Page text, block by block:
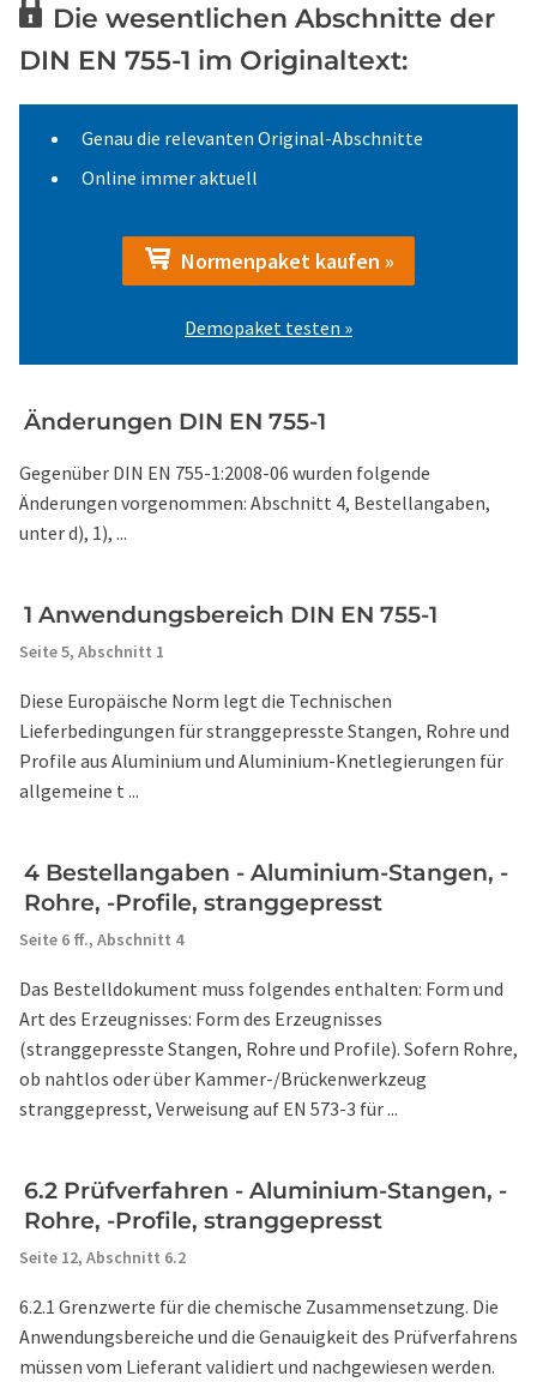
Die wesentlichen Abschnitte der
DIN EN 755-1 im Originaltext:
Genau die relevanten Original-Abschnitte
Online immer aktuell
Normenpaket kaufen »
Demopaket testen »
Änderungen DIN EN 755-1
Gegenüber DIN EN 755-1:2008-06 wurden folgende
Änderungen vorgenommen: Abschnitt 4, Bestellangaben,
unter d), 1), ...
1 Anwendungsbereich DIN EN 755-1
Seite 5, Abschnitt 1
Diese Europäische Norm legt die Technischen
Lieferbedingungen für stranggepresste Stangen, Rohre und
Profile aus Aluminium und Aluminium-Knetlegierungen für
allgemeine t ...
4 Bestellangaben - Aluminium-Stangen, -
Rohre, -Profile, stranggepresst
Seite 6 ff., Abschnitt 4
Das Bestelldokument muss folgendes enthalten: Form und
Art des Erzeugnisses: Form des Erzeugnisses
(stranggepresste Stangen, Rohre und Profile). Sofern Rohre,
ob nahtlos oder über Kammer-/Brückenwerkzeug
stranggepresst, Verweisung auf EN 573-3 für ...
6.2 Prüfverfahren - Aluminium-Stangen, -
Rohre, -Profile, stranggepresst
Seite 12, Abschnitt 6.2
6.2.1 Grenzwerte für die chemische Zusammensetzung. Die
Anwendungsbereiche und die Genauigkeit des Prüfverfahrens
müssen vom Lieferant validiert und nachgewiesen werden.